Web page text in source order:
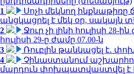
1
Սոչի մեկնող
անցկացրել է մեկ օր, սակայն
2
Ջուր չի լինի հուլիսի 28-
հուլիսի 29-ը ժամը 07.00-ն
3
Ռուբլին թանկացել է․
4
Չինաստանում
մարդուն փոխպատվաստվել է